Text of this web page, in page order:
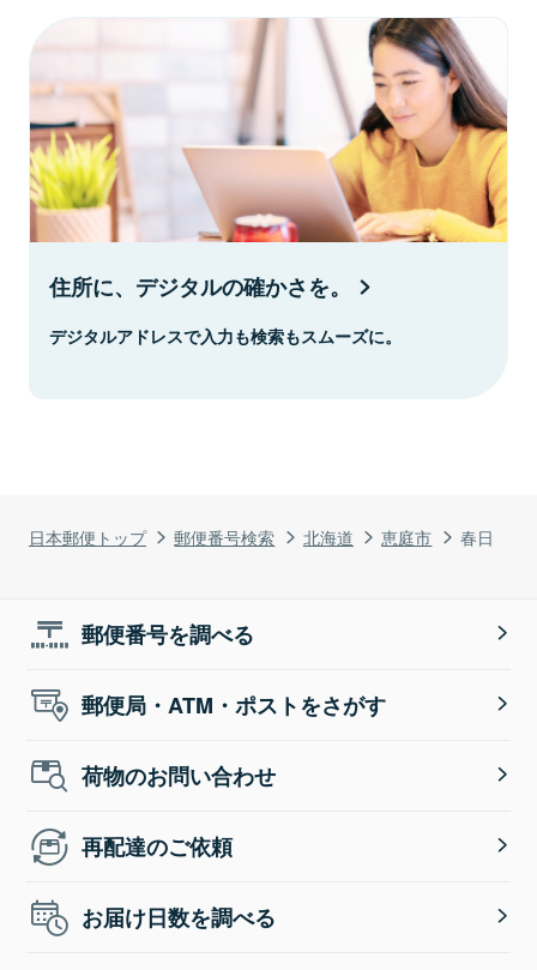
日本郵便トップ 郵便番号検索 北海道 恵庭市 春日
住所に、デジタルの確かさを。
デジタルアドレスで入力も検索もスムーズに。
郵便番号を調べる
郵便局・ATM・ポストをさがす
荷物のお問い合わせ
再配達のご依頼
お届け日数を調べる